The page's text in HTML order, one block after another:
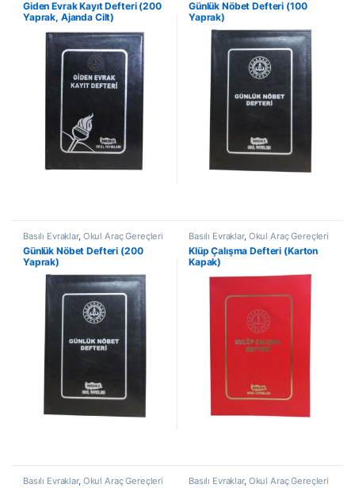
Giden Evrak Kayıt Defteri (200
Yaprak, Ajanda Cilt)
Günlük Nöbet Defteri (100
Yaprak)
Basılı Evraklar, Okul Araç Gereçleri
Günlük Nöbet Defteri (200
Yaprak)
Basılı Evraklar, Okul Araç Gereçleri
Klüp Çalışma Defteri (Karton
Kapak)
Basılı Evraklar, Okul Araç Gereçleri Basılı Evraklar, Okul Araç Gereçleri